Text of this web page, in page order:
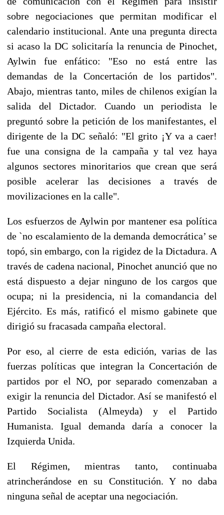
sobre negociaciones que permitan modificar el
calendario institucional. Ante una pregunta directa
si acaso la DC solicitaría la renuncia de Pinochet,
Aylwin fue enfático: "Eso no está entre las
demandas de la Concertación de los partidos".
Abajo, mientras tanto, miles de chilenos exigían la
salida del Dictador. Cuando un periodista le
preguntó sobre la petición de los manifestantes, el
dirigente de la DC señaló: "El grito ¡Y va a caer!
fue una consigna de la campaña y tal vez haya
algunos sectores minoritarios que crean que será
posible acelerar las decisiones a través de
movilizaciones en la calle".
Los esfuerzos de Aylwin por mantener esa política
de `no escalamiento de la demanda democrática’ se
topó, sin embargo, con la rigidez de la Dictadura. A
través de cadena nacional, Pinochet anunció que no
está dispuesto a dejar ninguno de los cargos que
ocupa; ni la presidencia, ni la comandancia del
Ejército. Es más, ratificó el mismo gabinete que
dirigió su fracasada campaña electoral.
Por eso, al cierre de esta edición, varias de las
fuerzas políticas que integran la Concertación de
partidos por el NO, por separado comenzaban a
exigir la renuncia del Dictador. Así se manifestó el
Partido Socialista (Almeyda) y el Partido
Humanista. Igual demanda daría a conocer la
Izquierda Unida.
El Régimen, mientras tanto, continuaba
atrincherándose en su Constitución. Y no daba
ninguna señal de aceptar una negociación.